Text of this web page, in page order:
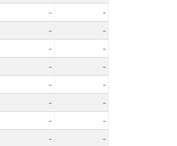
-
-
-
-
-
-
-
-
-
-
-
-
-
-
-
-